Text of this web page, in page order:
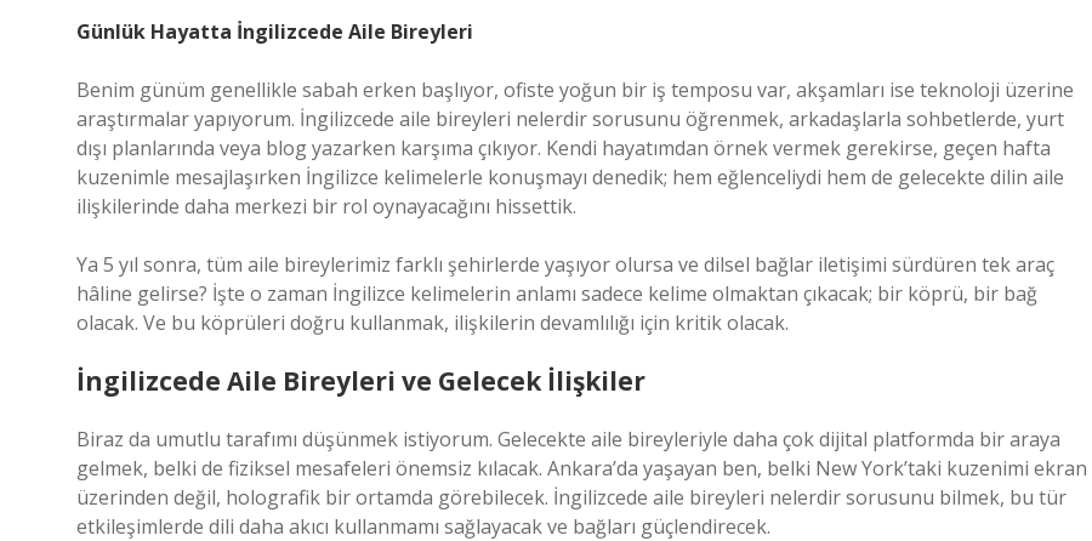
Günlük Hayatta İngilizcede Aile Bireyleri
Benim günüm genellikle sabah erken başlıyor, ofiste yoğun bir iş temposu var, akşamları ise teknoloji üzerine
araştırmalar yapıyorum. İngilizcede aile bireyleri nelerdir sorusunu öğrenmek, arkadaşlarla sohbetlerde, yurt
dışı planlarında veya blog yazarken karşıma çıkıyor. Kendi hayatımdan örnek vermek gerekirse, geçen hafta
kuzenimle mesajlaşırken İngilizce kelimelerle konuşmayı denedik; hem eğlenceliydi hem de gelecekte dilin aile
ilişkilerinde daha merkezi bir rol oynayacağını hissettik.
Ya 5 yıl sonra, tüm aile bireylerimiz farklı şehirlerde yaşıyor olursa ve dilsel bağlar iletişimi sürdüren tek araç
hâline gelirse? İşte o zaman İngilizce kelimelerin anlamı sadece kelime olmaktan çıkacak; bir köprü, bir bağ
olacak. Ve bu köprüleri doğru kullanmak, ilişkilerin devamlılığı için kritik olacak.
İngilizcede Aile Bireyleri ve Gelecek İlişkiler
Biraz da umutlu tarafımı düşünmek istiyorum. Gelecekte aile bireyleriyle daha çok dijital platformda bir araya
gelmek, belki de fiziksel mesafeleri önemsiz kılacak. Ankara’da yaşayan ben, belki New York’taki kuzenimi ekran
üzerinden değil, holografik bir ortamda görebilecek. İngilizcede aile bireyleri nelerdir sorusunu bilmek, bu tür
etkileşimlerde dili daha akıcı kullanmamı sağlayacak ve bağları güçlendirecek.